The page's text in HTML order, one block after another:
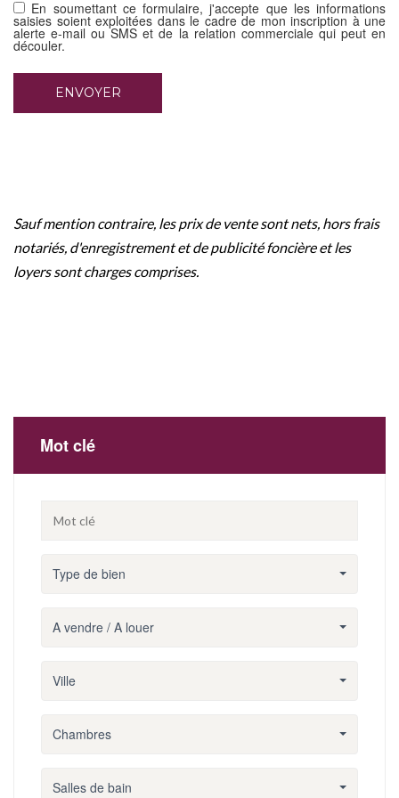
En soumettant ce formulaire, j'accepte que les informations
saisies soient exploitées dans le cadre de mon inscription à une
alerte e-mail ou SMS et de la relation commerciale qui peut en
découler.
Sauf mention contraire, les prix de vente sont nets, hors frais
notariés, d'enregistrement et de publicité foncière et les
loyers sont charges comprises.
Mot clé
Type de bien
A vendre / A louer
Ville
Chambres
Salles de bain